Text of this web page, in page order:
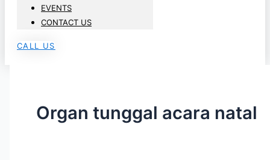
EVENTS
CONTACT US
CALL US
Organ tunggal acara natal